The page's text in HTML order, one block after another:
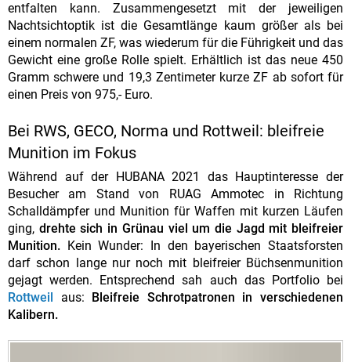
entfalten kann. Zusammengesetzt mit der jeweiligen
Nachtsichtoptik ist die Gesamtlänge kaum größer als bei
einem normalen ZF, was wiederum für die Führigkeit und das
Gewicht eine große Rolle spielt. Erhältlich ist das neue 450
Gramm schwere und 19,3 Zentimeter kurze ZF ab sofort für
einen Preis von 975,- Euro.
Bei RWS, GECO, Norma und Rottweil: bleifreie
Munition im Fokus
Während auf der HUBANA 2021 das Hauptinteresse der
Besucher am Stand von RUAG Ammotec in Richtung
Schalldämpfer und Munition für Waffen mit kurzen Läufen
ging, drehte sich in Grünau viel um die Jagd mit bleifreier
Munition. Kein Wunder: In den bayerischen Staatsforsten
darf schon lange nur noch mit bleifreier Büchsenmunition
gejagt werden. Entsprechend sah auch das Portfolio bei
Rottweil
aus: Bleifreie Schrotpatronen in verschiedenen
Kalibern.